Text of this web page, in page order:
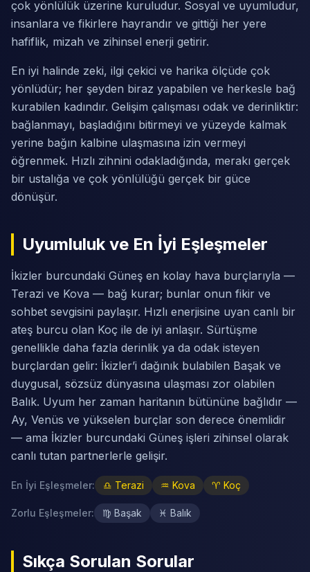
çok yönlülük üzerine kuruludur. Sosyal ve uyumludur,
insanlara ve fikirlere hayrandır ve gittiği her yere
hafiflik, mizah ve zihinsel enerji getirir.
En iyi halinde zeki, ilgi çekici ve harika ölçüde çok
yönlüdür; her şeyden biraz yapabilen ve herkesle bağ
kurabilen kadındır. Gelişim çalışması odak ve derinliktir:
bağlanmayı, başladığını bitirmeyi ve yüzeyde kalmak
yerine bağın kalbine ulaşmasına izin vermeyi
öğrenmek. Hızlı zihnini odakladığında, merakı gerçek
bir ustalığa ve çok yönlülüğü gerçek bir güce
dönüşür.
Uyumluluk ve En İyi Eşleşmeler
İkizler burcundaki Güneş en kolay hava burçlarıyla —
Terazi ve Kova — bağ kurar; bunlar onun fikir ve
sohbet sevgisini paylaşır. Hızlı enerjisine uyan canlı bir
ateş burcu olan Koç ile de iyi anlaşır. Sürtüşme
genellikle daha fazla derinlik ya da odak isteyen
burçlardan gelir: İkizler’i dağınık bulabilen Başak ve
duygusal, sözsüz dünyasına ulaşması zor olabilen
Balık. Uyum her zaman haritanın bütününe bağlıdır —
Ay, Venüs ve yükselen burçlar son derece önemlidir
— ama İkizler burcundaki Güneş işleri zihinsel olarak
canlı tutan partnerlerle gelişir.
En İyi Eşleşmeler: ♎ Terazi ♒ Kova ♈ Koç
Zorlu Eşleşmeler: ♍ Başak ♓ Balık
Sıkça Sorulan Sorular